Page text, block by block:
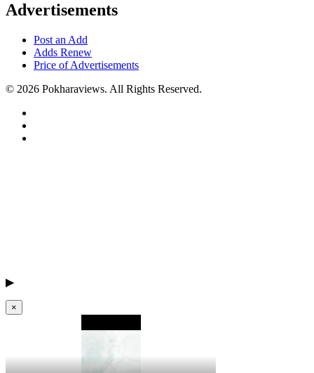
Advertisements
Post an Add
Adds Renew
Price of Advertisements
© 2026 Pokharaviews. All Rights Reserved.
▶
×